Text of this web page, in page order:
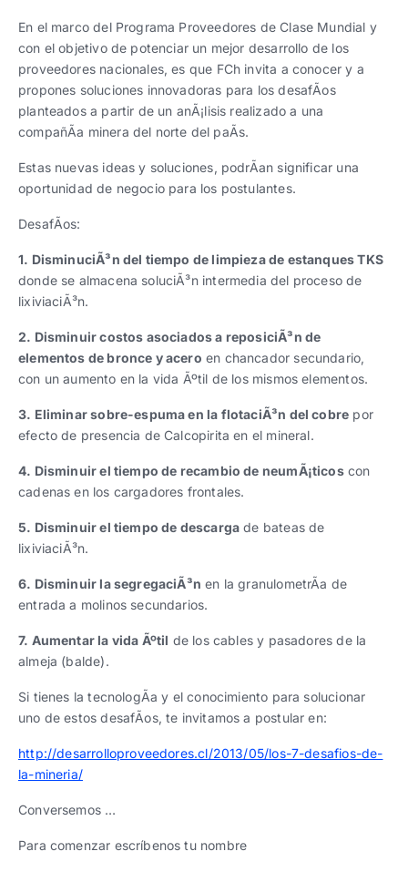
Ver todo
Español English
Español|English
Español|English
progresivos de gestión
Ver todos
Español English
Español
Español
En el marco del Programa Proveedores de Clase Mundial y
con el objetivo de potenciar un mejor desarrollo de los
proveedores nacionales, es que FCh invita a conocer y a
propones soluciones innovadoras para los desafÃ­os
planteados a partir de un anÃ¡lisis realizado a una
compañÃ­a minera del norte del paÃ­s.
Estas nuevas ideas y soluciones, podrÃ­an significar una
oportunidad de negocio para los postulantes.
DesafÃ­os:
1. DisminuciÃ³n del tiempo de limpieza de estanques TKS
donde se almacena soluciÃ³n intermedia del proceso de
lixiviaciÃ³n.
2. Disminuir costos asociados a reposiciÃ³n de
elementos de bronce y acero en chancador secundario,
con un aumento en la vida Ãºtil de los mismos elementos.
3. Eliminar sobre-espuma en la flotaciÃ³n del cobre por
efecto de presencia de Calcopirita en el mineral.
4. Disminuir el tiempo de recambio de neumÃ¡ticoscon
cadenas en los cargadores frontales.
5. Disminuir el tiempo de descarga de bateas de
lixiviaciÃ³n.
6. Disminuir la segregaciÃ³n en la granulometrÃ­a de
entrada a molinos secundarios.
7. Aumentar la vida Ãºtil de los cables y pasadores de la
almeja (balde).
Si tienes la tecnologÃ­a y el conocimiento para solucionar
uno de estos desafÃ­os, te invitamos a postular en:
http://desarrolloproveedores.cl/2013/05/los-7-desafios-de-
la-mineria/
Conversemos …
Para comenzar escríbenos tu nombre